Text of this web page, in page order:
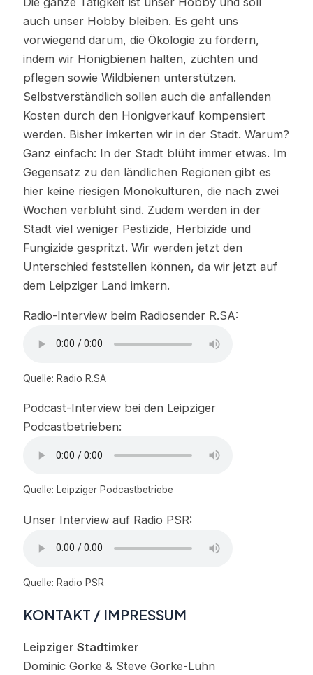
auch unser Hobby bleiben. Es geht uns
vorwiegend darum, die Ökologie zu fördern,
indem wir Honigbienen halten, züchten und
pflegen sowie Wildbienen unterstützen.
Selbstverständlich sollen auch die anfallenden
Kosten durch den Honigverkauf kompensiert
werden. Bisher imkerten wir in der Stadt. Warum?
Ganz einfach: In der Stadt blüht immer etwas. Im
Gegensatz zu den ländlichen Regionen gibt es
hier keine riesigen Monokulturen, die nach zwei
Wochen verblüht sind. Zudem werden in der
Stadt viel weniger Pestizide, Herbizide und
Fungizide gespritzt. Wir werden jetzt den
Unterschied feststellen können, da wir jetzt auf
dem Leipziger Land imkern.
Radio-Interview beim Radiosender R.SA:
Quelle: Radio R.SA
Podcast-Interview bei den Leipziger
Podcastbetrieben:
Quelle: Leipziger Podcastbetriebe
Unser Interview auf Radio PSR:
Quelle: Radio PSR
KONTAKT / IMPRESSUM
Leipziger Stadtimker
Dominic Görke & Steve Görke-Luhn